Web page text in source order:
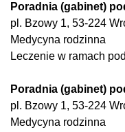
Poradnia (gabinet)
pl. Bzowy 1, 53-224
Medycyna rodzinna
Leczenie w ramach
Poradnia (gabinet)
pl. Bzowy 1, 53-224
Medycyna rodzinna